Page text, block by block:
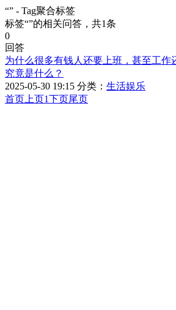
“” - Tag聚合标签
标签“”的相关问答，共1条
0
回答
为什么很多有钱人还要上班，甚至工作
究竟是什么？
2025-05-30 19:15 分类： 生活娱乐
首页 上页1下页尾页